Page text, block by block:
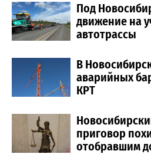
Под
движение на
автотрассы
В
аварийных
КРТ
приговор
отобравшим